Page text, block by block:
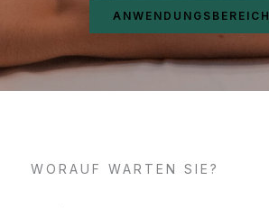
ANWENDUNGSBEREICH
WORAUF WARTEN SIE?